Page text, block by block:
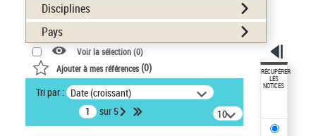
Disciplines
Pays
Voir la sélection (0)
Ajouter à mes références(0)
Tri par : Date (croissant)
sur 5
10
résultats/page
RÉCUPÉRER
LES
NOTICES